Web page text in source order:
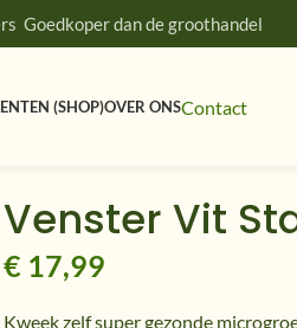
Goedkoper dan de groothandel
(SHOP)OVER ONSContact
Venster Vit
€ 17,99
Kweek zelf super gezonde